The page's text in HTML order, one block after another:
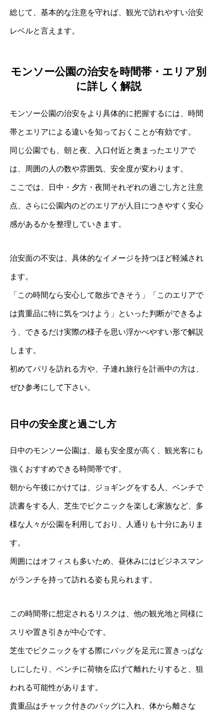
総じて、基本的な注意を守れば、観光で訪れやすい治安
レベルと言えます。
モンソー公園の治安を時間帯・エリア別
に詳しく解説
モンソー公園の治安をより具体的に把握するには、時間
帯とエリアによる違いを知っておくことが有効です。
同じ公園でも、朝と夜、入口付近と奥まったエリアで
は、周囲の人の数や雰囲気、安全度が変わります。
ここでは、日中・夕方・夜間それぞれの過ごし方と注意
点、さらに公園内のどのエリアが人目につきやすく安心
感があるかを整理していきます。
治安面の不安は、具体的なイメージを持つほど軽減され
ます。
「この時間なら安心して散歩できそう」「このエリアで
は貴重品に特に気をつけよう」といった判断ができるよ
う、できるだけ実際の様子を思い浮かべやすい形で解説
します。
初めてパリを訪れる方や、子連れ旅行を計画中の方は、
ぜひ参考にして下さい。
日中の安全度と過ごし方
日中のモンソー公園は、最も安全度が高く、観光客にも
強くおすすめできる時間帯です。
朝から午後にかけては、ジョギングをする人、ベンチで
読書をする人、芝生でピクニックを楽しむ家族など、多
様な人々が公園を利用しており、人通りも十分にありま
す。
周囲にはオフィスも多いため、昼休みにはビジネスマン
がランチを持って訪れる姿も見られます。
この時間帯に想定されるリスクは、他の観光地と同様に
スリや置き引きが中心です。
芝生でピクニックをする際にバッグを足元に置きっぱな
しにしたり、ベンチに荷物を広げて離れたりすると、狙
われる可能性があります。
貴重品はチャック付きのバッグに入れ、体から離さな